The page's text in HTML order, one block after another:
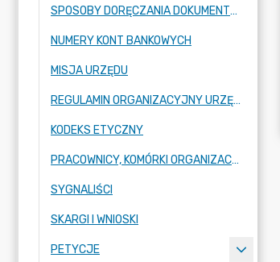
SPOSOBY DORĘCZANIA DOKUMENTÓW DO URZĘDU MIASTA RADZIONKÓW
NUMERY KONT BANKOWYCH
MISJA URZĘDU
REGULAMIN ORGANIZACYJNY URZĘDU
KODEKS ETYCZNY
PRACOWNICY, KOMÓRKI ORGANIZACYJNE URZĘDU
SYGNALIŚCI
SKARGI I WNIOSKI
PETYCJE